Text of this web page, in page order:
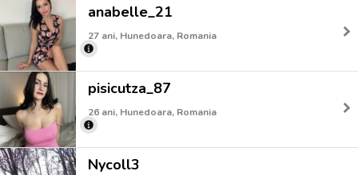
anabelle_21
27 ani, Hunedoara, Romania
pisicutza_87
26 ani, Hunedoara, Romania
Nycoll3